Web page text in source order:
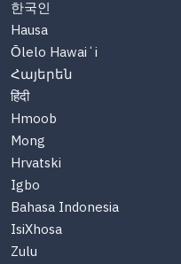
한국인
Hausa
Ōlelo Hawaiʻi
Հայերեն
हिंदी
Hmoob
Mong
Hrvatski
Igbo
Bahasa Indonesia
IsiXhosa
Zulu